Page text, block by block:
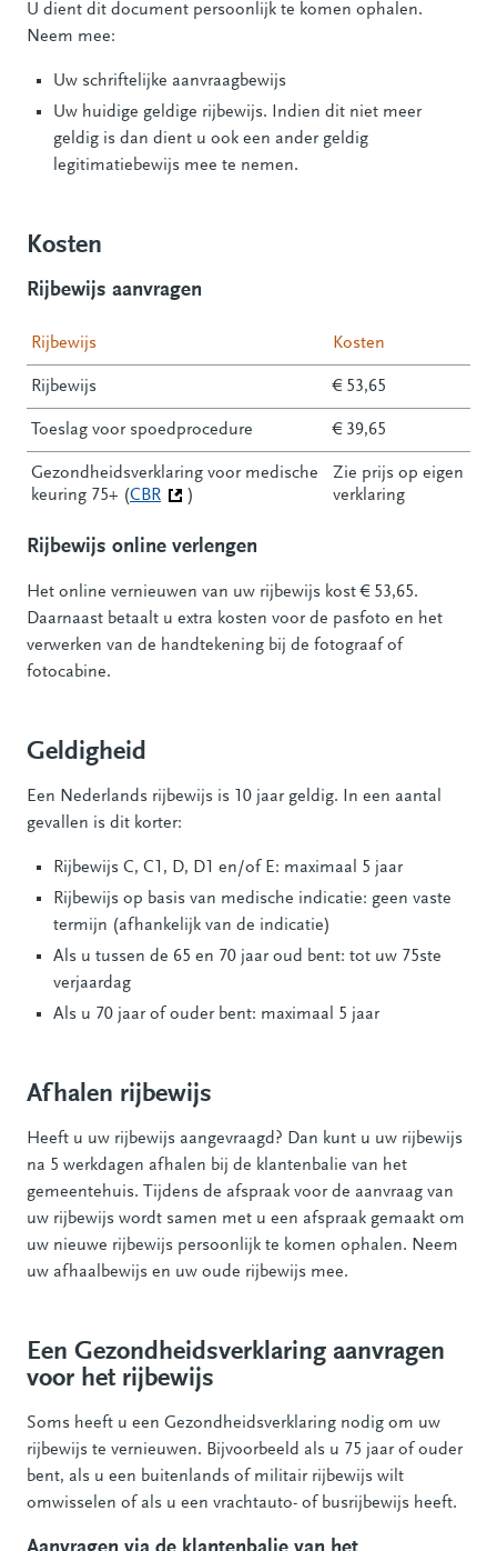
U dient dit document persoonlijk te komen ophalen.
Neem mee:
Uw schriftelijke aanvraagbewijs
Uw huidige geldige rijbewijs. Indien dit niet meer
geldig is dan dient u ook een ander geldig
legitimatiebewijs mee te nemen.
Kosten
Rijbewijs aanvragen
Rijbewijs Kosten
Rijbewijs € 53,65
Toeslag voor spoedprocedure € 39,65
Gezondheidsverklaring voor medische
keuring 75+ (CBR (Deze link gaat naar een andere website)
)
Zie prijs op eigen
verklaring
Rijbewijs online verlengen
Het online vernieuwen van uw rijbewijs kost € 53,65.
Daarnaast betaalt u extra kosten voor de pasfoto en het
verwerken van de handtekening bij de fotograaf of
fotocabine.
Geldigheid
Een Nederlands rijbewijs is 10 jaar geldig. In een aantal
gevallen is dit korter:
Rijbewijs C, C1, D, D1 en/of E: maximaal 5 jaar
Rijbewijs op basis van medische indicatie: geen vaste
termijn (afhankelijk van de indicatie)
Als u tussen de 65 en 70 jaar oud bent: tot uw 75ste
verjaardag
Als u 70 jaar of ouder bent: maximaal 5 jaar
Afhalen rijbewijs
Heeft u uw rijbewijs aangevraagd? Dan kunt u uw rijbewijs
na 5 werkdagen afhalen bij de klantenbalie van het
gemeentehuis. Tijdens de afspraak voor de aanvraag van
uw rijbewijs wordt samen met u een afspraak gemaakt om
uw nieuwe rijbewijs persoonlijk te komen ophalen. Neem
uw afhaalbewijs en uw oude rijbewijs mee.
Een Gezondheidsverklaring aanvragen
voor het rijbewijs
Soms heeft u een Gezondheidsverklaring nodig om uw
rijbewijs te vernieuwen. Bijvoorbeeld als u 75 jaar of ouder
bent, als u een buitenlands of militair rijbewijs wilt
omwisselen of als u een vrachtauto- of busrijbewijs heeft.